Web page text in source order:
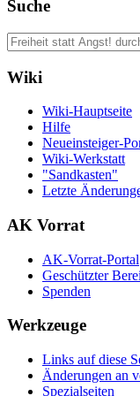
Suche
Wiki
Wiki-Hauptseite
Hilfe
Neueinsteiger-
Wiki-Werkstatt
"Sandkasten"
Letzte
AK Vorrat
AK-Vorrat-Portal
Geschützter
Spenden
Werkzeuge
Links auf diese
Änderungen an
Spezialseiten